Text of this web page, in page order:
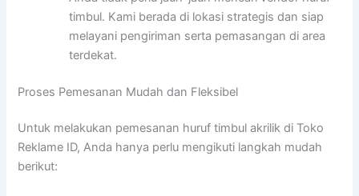
timbul. Kami berada di lokasi strategis dan siap
melayani pengiriman serta pemasangan di area
terdekat.
Proses Pemesanan Mudah dan Fleksibel
Untuk melakukan pemesanan huruf timbul akrilik di Toko
Reklame ID, Anda hanya perlu mengikuti langkah mudah
berikut: